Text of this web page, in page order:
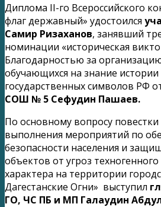
Диплома II-го Всероссийского
флаг державный» удостоился
Самир Ризаханов, занявший
номинации «историческая
Благодарностью за
обучающихся на знание
государственных символов РФ
СОШ № 5 Сефудин Пашаев.
По основному вопросу
выполнения мероприятий по
безопасности населения и
объектов от угроз
характера на территории
Дагестанские Огни» выступил
ГО, ЧС ПБ и МП Галаудин